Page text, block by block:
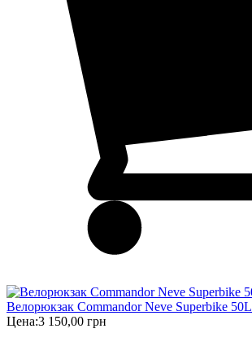
Велорюкзак Commandor Neve Superbike 50L
Цена:3 150,00 грн